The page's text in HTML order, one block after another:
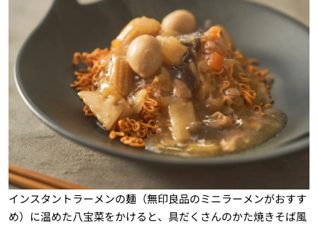
インスタントラーメンの麺（無印良品のミニラーメンがおすす
め）に温めた八宝菜をかけると、具だくさんのかた焼きそば風